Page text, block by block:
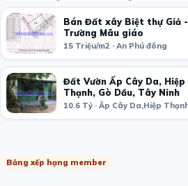
Bán Đất xây Biệt thự Giả -
Trường Mãu giáo
15 Triệu/m2 · An Phú đông
Đất Vườn Ấp Cây Da, Hiệp
Thạnh, Gò Dầu, Tây Ninh
Bảng xếp hạng member